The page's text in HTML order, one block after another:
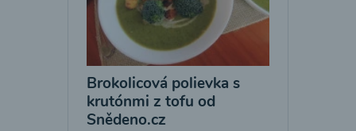
Brokolicová polievka s
krutónmi z tofu od
Snědeno.cz